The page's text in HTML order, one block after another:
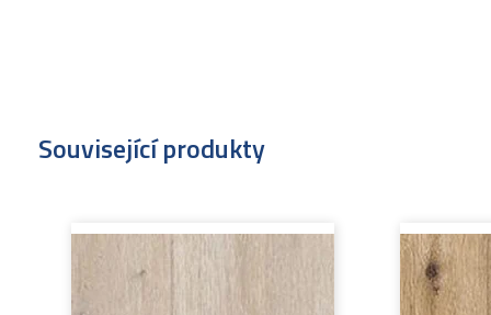
Související produkty